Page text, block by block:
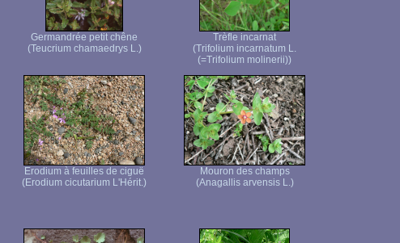
Germandrée petit chêne
(Teucrium chamaedrys L.)
Trèfle incarnat
(Trifolium incarnatum L.
(=Trifolium molinerii))
Erodium à feuilles de ciguë
(Erodium cicutarium L'Hérit.)
Mouron des champs
(Anagallis arvensis L.)